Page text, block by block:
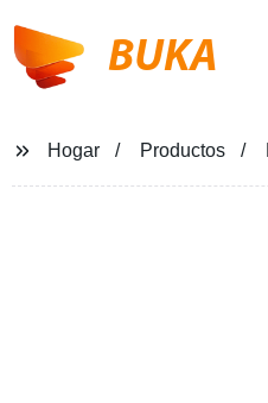
BUKA
Hogar Productos